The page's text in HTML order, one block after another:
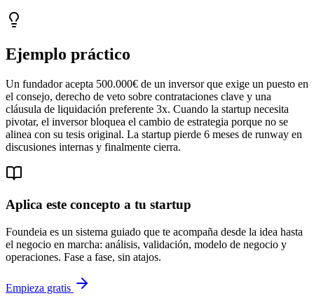
Ejemplo práctico
Un fundador acepta 500.000€ de un inversor que exige un puesto en
el consejo, derecho de veto sobre contrataciones clave y una
cláusula de liquidación preferente 3x. Cuando la startup necesita
pivotar, el inversor bloquea el cambio de estrategia porque no se
alinea con su tesis original. La startup pierde 6 meses de runway en
discusiones internas y finalmente cierra.
Aplica este concepto a tu startup
Foundeia es un sistema guiado que te acompaña desde la idea hasta
el negocio en marcha: análisis, validación, modelo de negocio y
operaciones. Fase a fase, sin atajos.
Empieza gratis